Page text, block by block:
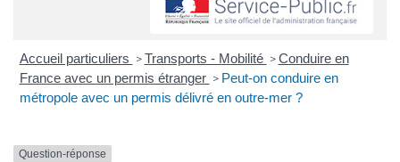
Accueil particuliers > Transports - Mobilité > Conduire en
France avec un permis étranger > Peut-on conduire en
métropole avec un permis délivré en outre-mer ?
Question-réponse